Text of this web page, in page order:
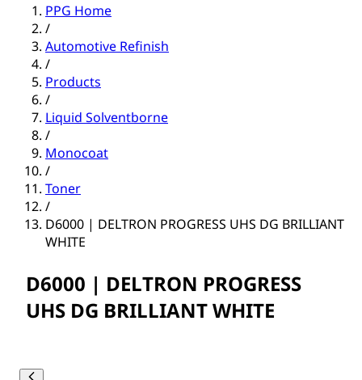
PPG Home
/
Automotive Refinish
/
Products
/
Liquid Solventborne
/
Monocoat
/
Toner
/
D6000 | DELTRON PROGRESS UHS DG BRILLIANT
WHITE
D6000 | DELTRON PROGRESS
UHS DG BRILLIANT WHITE